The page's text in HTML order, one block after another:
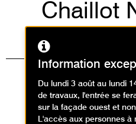
Chaillot
Carolyn
Événement /
Information
Du lundi 3 août au lundi
de travaux, l'entrée se
sur la façade ouest et
L'accès aux personnes